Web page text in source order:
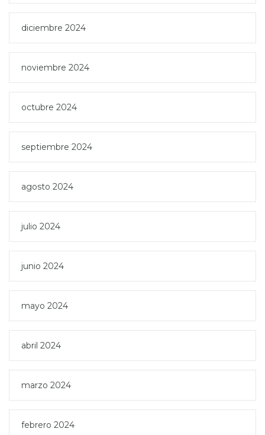
diciembre 2024
noviembre 2024
octubre 2024
septiembre 2024
agosto 2024
julio 2024
junio 2024
mayo 2024
abril 2024
marzo 2024
febrero 2024